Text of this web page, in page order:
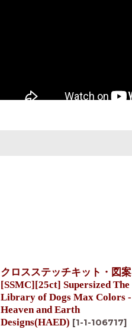
クロスステッチキット・図案
[SSMC][25ct] Supersized The
Library of Dogs Max Colors -
Heaven and Earth
Designs(HAED) [1-1-106717]